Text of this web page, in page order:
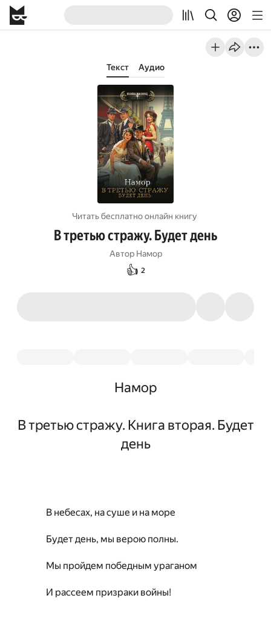
Текст Аудио
Читать бесплатно онлайн книгу
В третью стражу. Будет день
Автор Намор
👍 2
Намор
В третью стражу. Книга вторая. Будет
день
В небесах, на суше и на море
Будет день, мы верою полны.
Мы пройдем победным ураганом
И рассеем призраки войны!